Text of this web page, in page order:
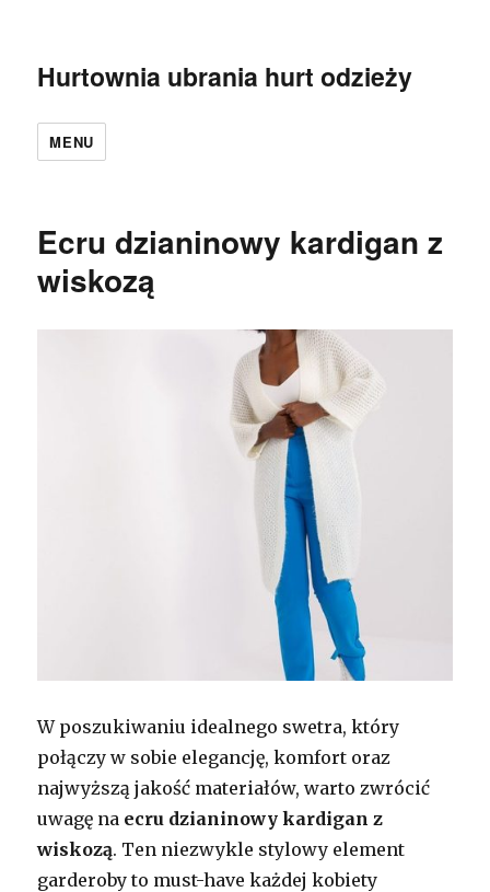
Hurtownia ubrania hurt odzieży
MENU
Ecru dzianinowy kardigan z
wiskozą
W poszukiwaniu idealnego swetra, który
połączy w sobie elegancję, komfort oraz
najwyższą jakość materiałów, warto zwrócić
uwagę na ecru dzianinowy kardigan z
wiskozą. Ten niezwykle stylowy element
garderoby to must-have każdej kobiety